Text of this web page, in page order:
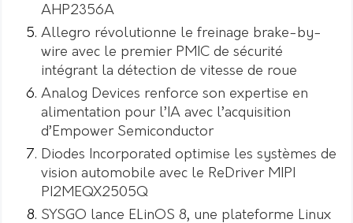
AHP2356A
Allegro révolutionne le freinage brake-by-
wire avec le premier PMIC de sécurité
intégrant la détection de vitesse de roue
Analog Devices renforce son expertise en
alimentation pour l’IA avec l’acquisition
d’Empower Semiconductor
Diodes Incorporated optimise les systèmes de
vision automobile avec le ReDriver MIPI
PI2MEQX2505Q
SYSGO lance ELinOS 8, une plateforme Linux